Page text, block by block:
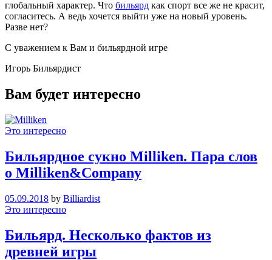
глобальный характер. Что бильярд как спорт все же не красит,
согласитесь. А ведь хочется выйти уже на новый уровень.
Разве нет?
С уважением к Вам и бильярдной игре
Игорь Бильярдист
Вам будет интересно
Это интересно
Бильярдное сукно Milliken. Пара слов
о Milliken&Company
05.09.2018 by Billiardist
Это интересно
Бильярд. Несколько фактов из
древней игры